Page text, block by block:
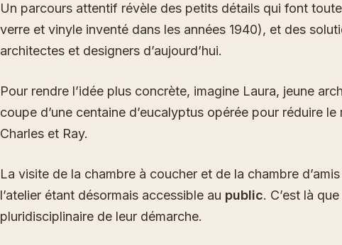
Un parcours attentif révèle des petits détails qui font
verre et vinyle inventé dans les années 1940), et des
architectes et designers d’aujourd’hui.
Pour rendre l’idée plus concrète, imagine Laura, jeune
coupe d’une centaine d’eucalyptus opérée pour réduire
Charles et Ray.
La visite de la chambre à coucher et de la chambre
l’atelier étant désormais accessible au public. C’est là
pluridisciplinaire de leur démarche.